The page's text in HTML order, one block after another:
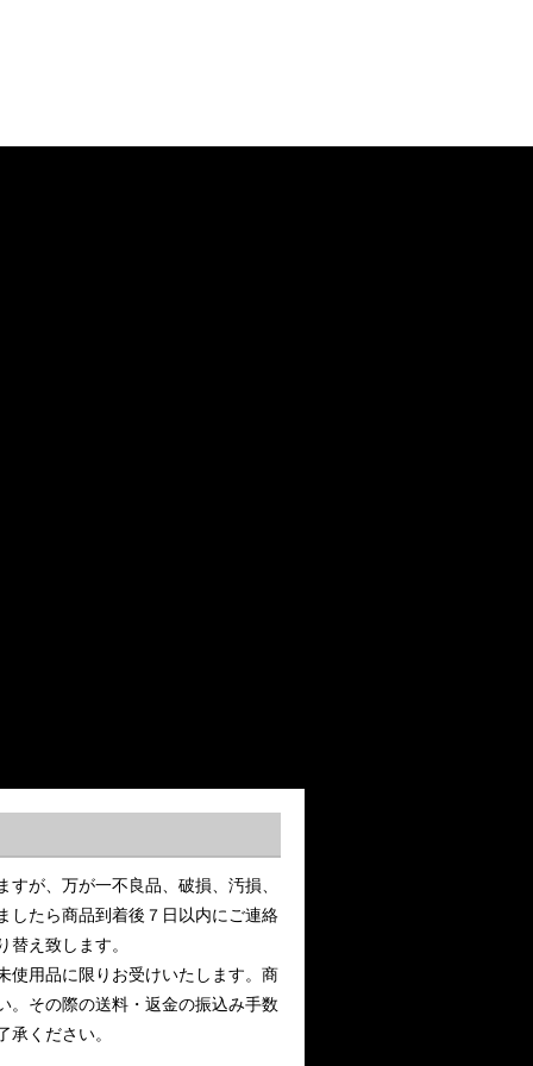
が、万が一不良品、破損、汚損、
したら商品到着後７日以内にご連絡
え致します。
使用品に限りお受けいたします。商
。その際の送料・返金の振込み手数
ください。